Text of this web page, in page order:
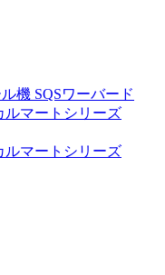
機 SQSワーバード
ルマートシリーズ
ルマートシリーズ